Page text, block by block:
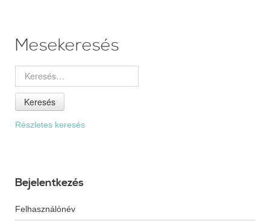
Mesekeresés
Keresés
Részletes keresés
Bejelentkezés
Felhasználónév